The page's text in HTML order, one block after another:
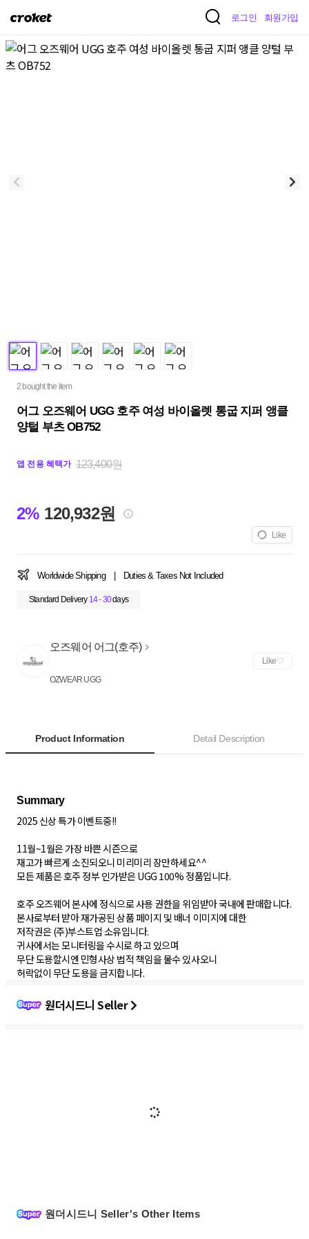
크
켓
로그인 회원가입
2 bought the item
어그 오즈웨어 UGG 호주 여성 바이올렛 통굽 지퍼 앵클
양털 부츠 OB752
앱 전용 혜택가 123,400원
2% 120,932원
Like
Worldwide Shipping Duties & Taxes Not Included
Standard Delivery 14 - 30days
오즈웨어 어그(호주)
OZWEAR UGG
Like
Product Information Detail Description
Summary
2025 신상 특가 이벤트중!!
11월~1월은 가장 바쁜 시즌으로
재고가 빠르게 소진되오니 미리미리 장만하세요^^
모든 제품은 호주 정부 인가받은 UGG 100% 정품입니다.
호주 오즈웨어 본사에 정식으로 사용 권한을 위임받아 국내에 판매합니다.
본사로부터 받아 재가공된 상품 페이지 및 배너 이미지에 대한
저작권은 (주)부스트업 소유입니다.
귀사에서는 모니터링을 수시로 하고 있으며
무단 도용할시엔 민형사상 법적 책임을 물수 있사오니
허락없이 무단 도용을 금지합니다.
원더시드니 Seller
원더시드니 Seller's Other Items